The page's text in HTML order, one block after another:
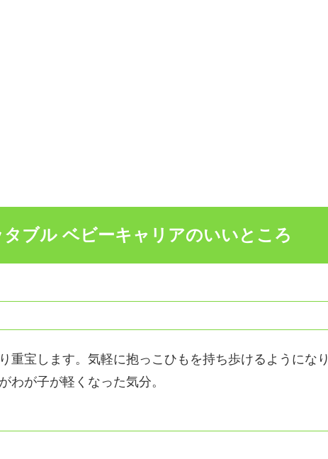
ブル ベビーキャリアのいいところ
重宝します。気軽に抱っこひもを持ち歩けるようになり
わが子が軽くなった気分。